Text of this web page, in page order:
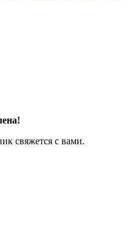
свяжется с вами.